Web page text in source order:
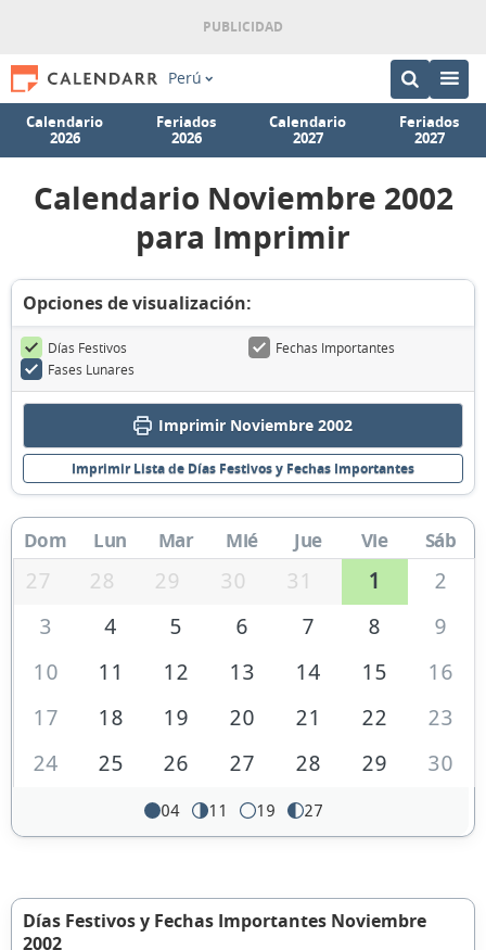
Perú
Calendario
2026
Feriados
2026
Calendario
2027
Feriados
2027
Calendario Noviembre 2002
para Imprimir
Opciones de visualización:
Días Festivos
Fechas Importantes
Fases Lunares
Imprimir Noviembre 2002
Imprimir Lista de Días Festivos y Fechas Importantes
Dom Lun Mar Mié Jue Vie Sáb
27 28 29 30 31 1
2
3
4 5 6 7 8
9
10
11 12 13 14 15
16
17
18 19 20 21 22
23
24
25 26 27 28 29 30
04 11 19 27
Días Festivos y Fechas Importantes Noviembre
2002